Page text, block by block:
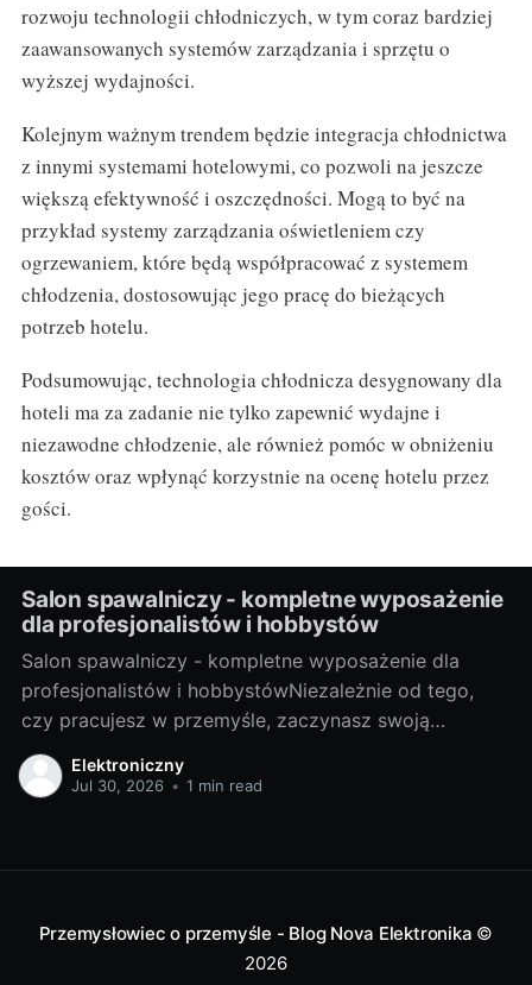
rozwoju technologii chłodniczych, w tym coraz bardziej
zaawansowanych systemów zarządzania i sprzętu o
wyższej wydajności.
Kolejnym ważnym trendem będzie integracja chłodnictwa
z innymi systemami hotelowymi, co pozwoli na jeszcze
większą efektywność i oszczędności. Mogą to być na
przykład systemy zarządzania oświetleniem czy
ogrzewaniem, które będą współpracować z systemem
chłodzenia, dostosowując jego pracę do bieżących
potrzeb hotelu.
Podsumowując, technologia chłodnicza desygnowany dla
hoteli ma za zadanie nie tylko zapewnić wydajne i
niezawodne chłodzenie, ale również pomóc w obniżeniu
kosztów oraz wpłynąć korzystnie na ocenę hotelu przez
gości.
Salon spawalniczy - kompletne wyposażenie
dla profesjonalistów i hobbystów
Salon spawalniczy - kompletne wyposażenie dla
profesjonalistów i hobbystówNiezależnie od tego,
czy pracujesz w przemyśle, zaczynasz swoją
przygodę z hobbystycznym spawaniem, czy jesteś
gdzieś pomiędzy, salon spawalniczy to miejsce, które
dokładnie jest spawalnictwo. Spojrzenie na świat
Elektroniczny
Jul 30, 2026 • 1 min read
Przemysłowiec o przemyśle - Blog Nova Elektronika ©
2026